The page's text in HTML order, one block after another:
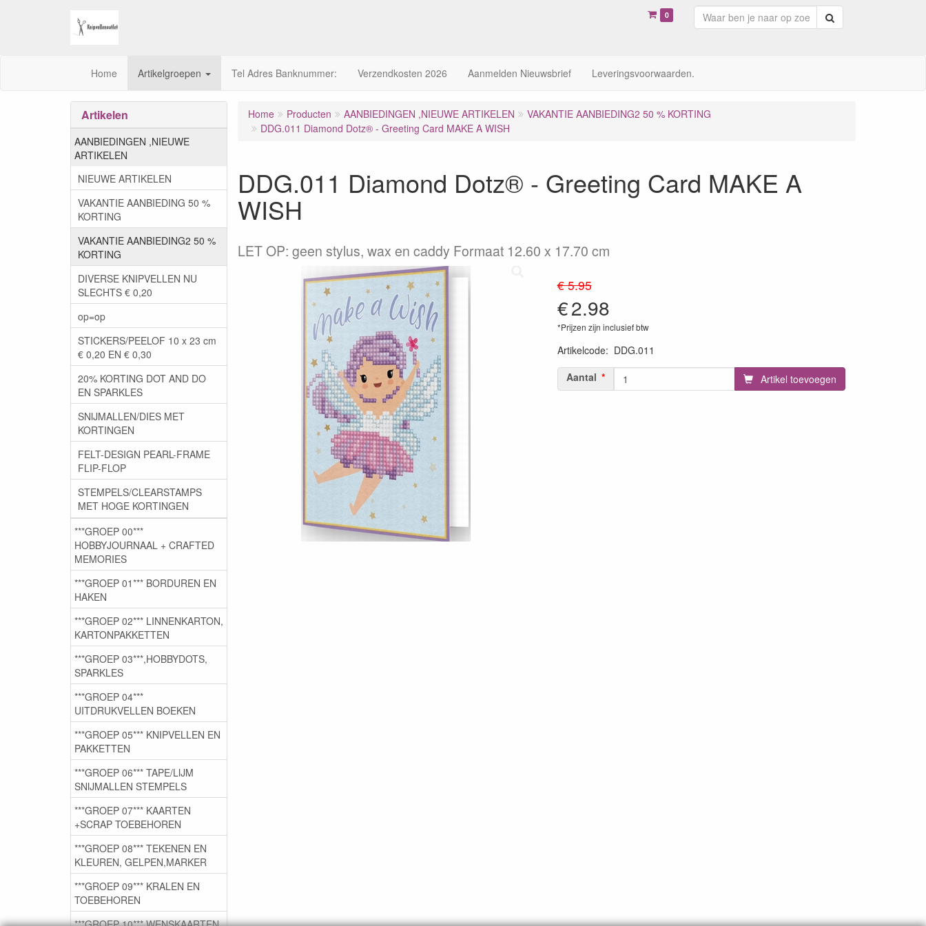
0
Home Artikelgroepen Tel Adres Banknummer: Verzendkosten 2026 Aanmelden Nieuwsbrief Leveringsvoorwaarden.
Home Producten AANBIEDINGEN ,NIEUWE ARTIKELEN
VAKANTIE AANBIEDING2 50 % KORTING
DDG.011 Diamond Dotz® - Greeting Card MAKE A WISH
DDG.011 Diamond Dotz® - Greeting Card MAKE A
WISH
LET OP: geen stylus, wax en caddy Formaat 12.60 x 17.70 cm
€ 5.95
€2.98
*Prijzen zijn inclusief btw
Artikelcode: DDG.011
Aantal
Artikel toevoegen
Artikelen
AANBIEDINGEN ,NIEUWE
ARTIKELEN
NIEUWE ARTIKELEN
VAKANTIE AANBIEDING 50 %
KORTING
VAKANTIE AANBIEDING2 50 %
KORTING
DIVERSE KNIPVELLEN NU
SLECHTS € 0,20
op=op
STICKERS/PEELOF 10 x 23 cm
€ 0,20 EN € 0,30
20% KORTING DOT AND DO
EN SPARKLES
SNIJMALLEN/DIES MET
KORTINGEN
FELT-DESIGN PEARL-FRAME
FLIP-FLOP
STEMPELS/CLEARSTAMPS
MET HOGE KORTINGEN
***GROEP 00***
HOBBYJOURNAAL + CRAFTED
MEMORIES
***GROEP 01*** BORDUREN EN
HAKEN
***GROEP 02*** LINNENKARTON,
KARTONPAKKETTEN
***GROEP 03***,HOBBYDOTS,
SPARKLES
***GROEP 04***
UITDRUKVELLEN BOEKEN
***GROEP 05*** KNIPVELLEN EN
PAKKETTEN
***GROEP 06*** TAPE/LIJM
SNIJMALLEN STEMPELS
***GROEP 07*** KAARTEN
+SCRAP TOEBEHOREN
***GROEP 08*** TEKENEN EN
KLEUREN, GELPEN,MARKER
***GROEP 09*** KRALEN EN
TOEBEHOREN